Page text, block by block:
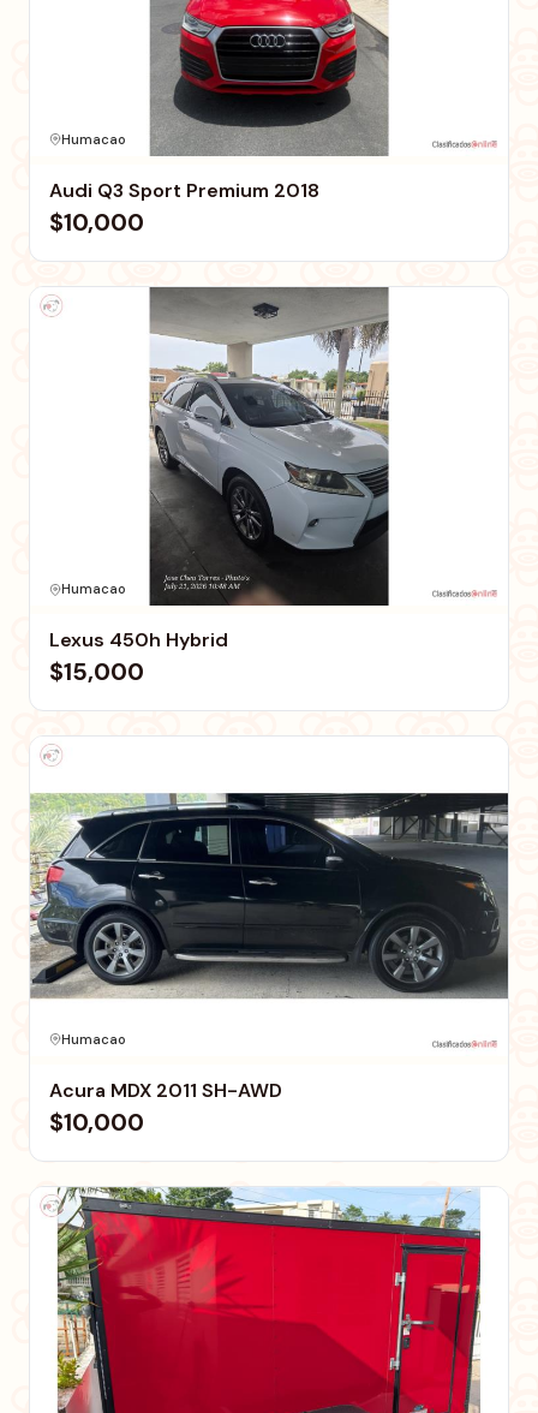
Humacao
Audi Q3 Sport Premium 2018
$10,000
Humacao
Lexus 450h Hybrid
$15,000
Humacao
Acura MDX 2011 SH-AWD
$10,000